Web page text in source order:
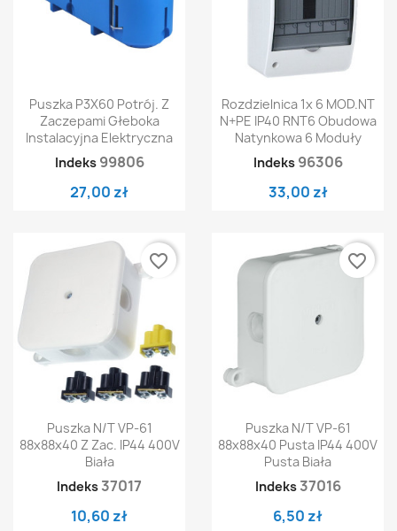
Puszka P3X60 Potrój. Z
Zaczepami Głeboka
Instalacyjna Elektryczna
Indeks 99806
27,00 zł
Rozdzielnica 1x 6 MOD.NT
N+PE IP40 RNT6 Obudowa
Natynkowa 6 Moduły
Indeks 96306
33,00 zł
Puszka N/t VP-61
88x88x40 Z Zac. IP44 400V
Biała
Indeks 37017
10,60 zł
favorite_border
Puszka N/t VP-61
88x88x40 Pusta IP44 400V
Pusta Biała
Indeks 37016
6,50 zł
favorite_border